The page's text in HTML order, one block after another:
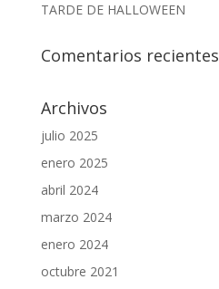
TARDE DE HALLOWEEN
Comentarios recientes
Archivos
julio 2025
enero 2025
abril 2024
marzo 2024
enero 2024
octubre 2021